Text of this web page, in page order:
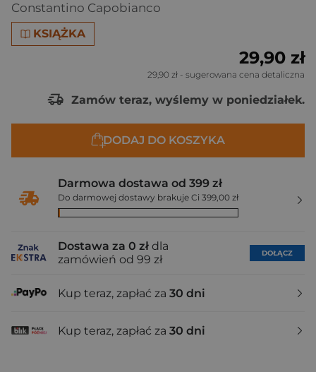
Constantino Capobianco
KSIĄŻKA
29,90 zł
29,90 zł - sugerowana cena detaliczna
Zamów teraz, wyślemy w poniedziałek.
DODAJ DO KOSZYKA
Darmowa dostawa od 399 zł
Do darmowej dostawy brakuje Ci 399,00 zł
Dostawa za 0 zł dla
zamówień od 99 zł
DOŁĄCZ
Kup teraz, zapłać za 30 dni
Kup teraz, zapłać za 30 dni